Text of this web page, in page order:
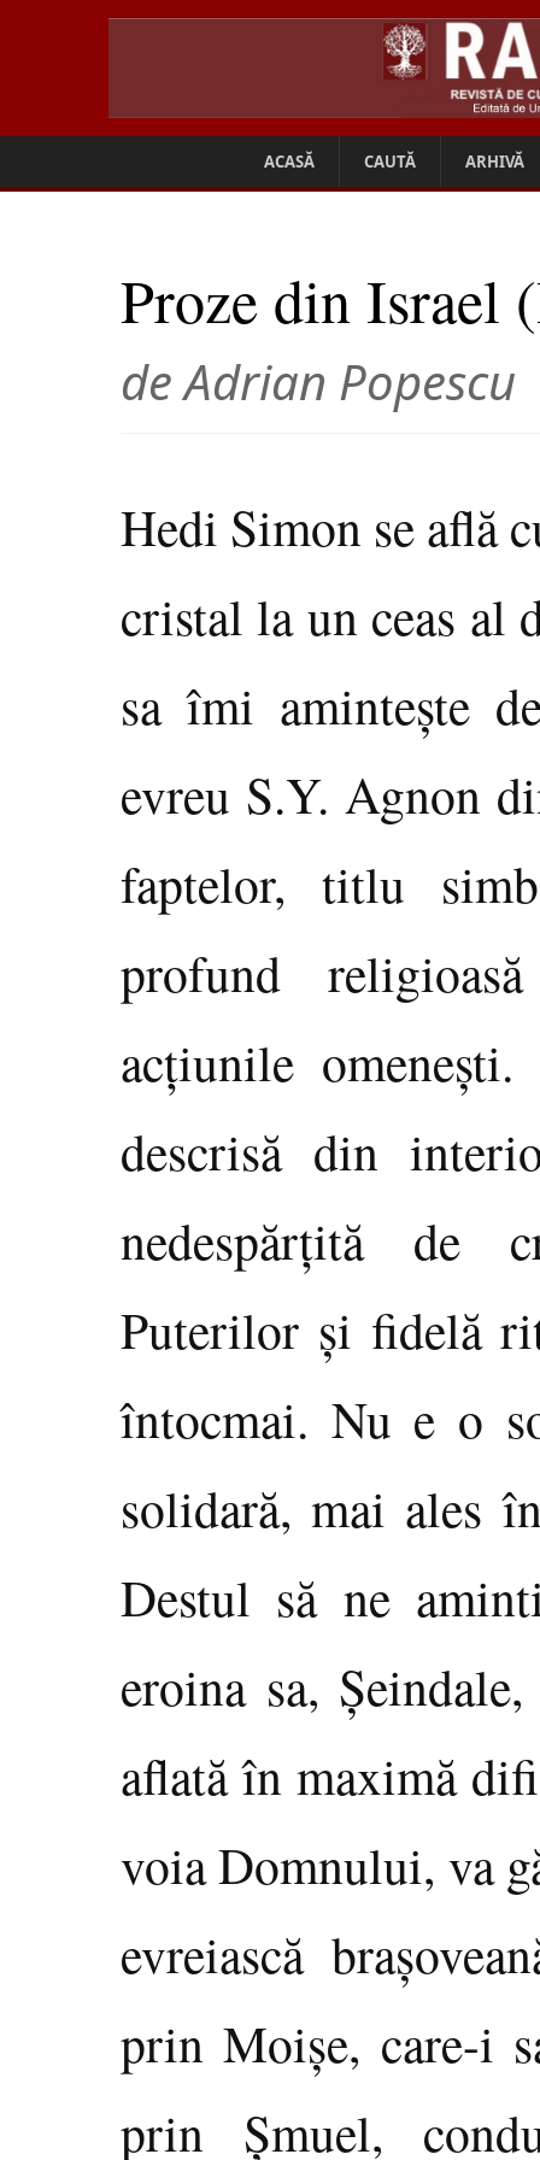
ACASĂ CAUTĂ ARHIVĂ
Proze din Israel
de Adrian Popescu
Hedi Simon se află
cristal la un ceas al
sa îmi aminteşte
evreu S.Y. Agnon
faptelor, titlu
profund
acţiunile
descrisă din
nedespărţită de
Puterilor şi fidelă
întocmai. Nu e o
solidară, mai ales
Destul să ne
eroina sa,
aflată în maximă
voia Domnului, va
evreiască
prin Moişe, care-i
prin Şmuel,